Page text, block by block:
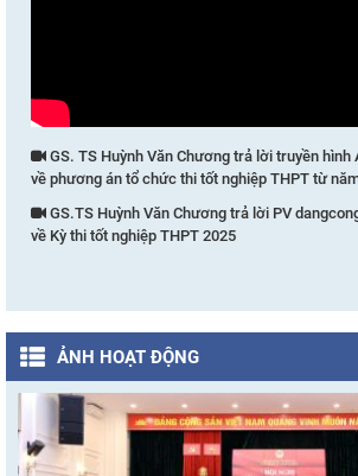
GS. TS Huỳnh Văn Chương trả lời truyền hình
về phương án tổ chức thi tốt nghiệp THPT từ
GS.TS Huỳnh Văn Chương trả lời PV
về Kỳ thi tốt nghiệp THPT 2025
ẢNH HOẠT ĐỘNG